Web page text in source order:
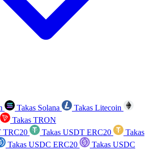
Takas Solana
Takas Litecoin
Takas TRON
TRC20
Takas USDT ERC20
Takas
Takas USDC ERC20
Takas USDC